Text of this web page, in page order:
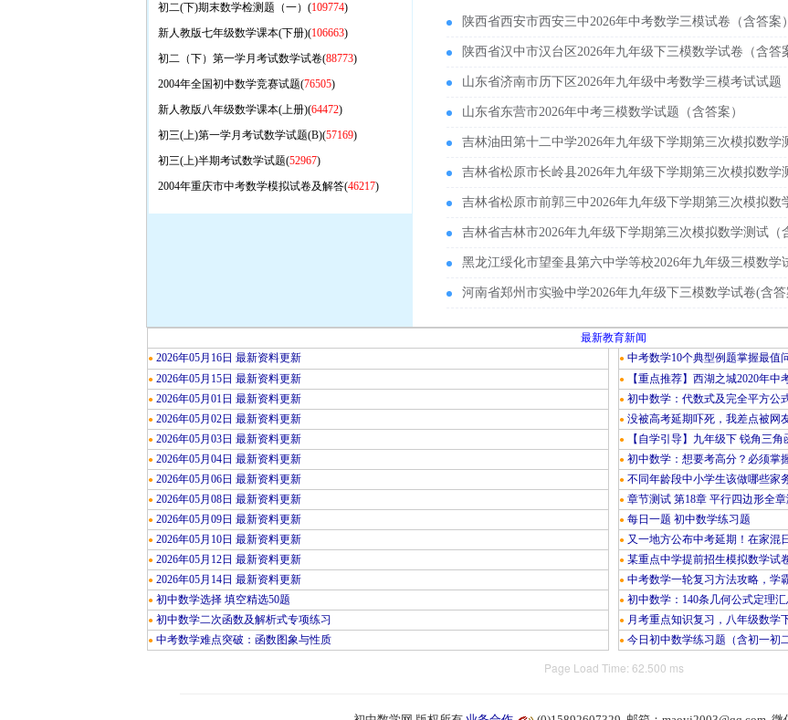
初二(下)期末数学检测题（一）(109774)
新人教版七年级数学课本(下册)(106663)
初二（下）第一学月考试数学试卷(88773)
2004年全国初中数学竞赛试题(76505)
新人教版八年级数学课本(上册)(64472)
初三(上)第一学月考试数学试题(B)(57169)
初三(上)半期考试数学试题(52967)
2004年重庆市中考数学模拟试卷及解答(46217)
陕西省西安市西安三中2026年中考数学三模试卷（含答案）
陕西省汉中市汉台区2026年九年级下三模数学试卷（含答
山东省济南市历下区2026年九年级中考数学三模考试试题
山东省东营市2026年中考三模数学试题（含答案）
吉林油田第十二中学2026年九年级下学期第三次模拟数学
吉林省松原市长岭县2026年九年级下学期第三次模拟数学
吉林省松原市前郭三中2026年九年级下学期第三次模拟数
吉林省吉林市2026年九年级下学期第三次模拟数学测试（
黑龙江绥化市望奎县第六中学等校2026年九年级三模数学
河南省郑州市实验中学2026年九年级下三模数学试卷(含答
最新教育新闻
● 2026年05月16日 最新资料更新
● 2026年05月15日 最新资料更新
● 2026年05月01日 最新资料更新
● 2026年05月02日 最新资料更新
● 2026年05月03日 最新资料更新
● 2026年05月04日 最新资料更新
● 2026年05月06日 最新资料更新
● 2026年05月08日 最新资料更新
● 2026年05月09日 最新资料更新
● 2026年05月10日 最新资料更新
● 2026年05月12日 最新资料更新
● 2026年05月14日 最新资料更新
● 初中数学选择 填空精选50题
● 初中数学二次函数及解析式专项练习
● 中考数学难点突破：函数图象与性质
● 中考数学10个典型例题掌握最值
● 【重点推荐】西湖之城2020年中
● 初中数学：代数式及完全平方公
● 没被高考延期吓死，我差点被网
● 【自学引导】九年级下 锐角三
● 初中数学：想要考高分？必须掌
● 不同年龄段中小学生该做哪些家
● 章节测试 第18章 平行四边形全
● 每日一题 初中数学练习题
● 又一地方公布中考延期！在家混
● 某重点中学提前招生模拟数学试
● 中考数学一轮复习方法攻略，学
● 初中数学：140条几何公式定理
● 月考重点知识复习，八年级数学
● 今日初中数学练习题（含初一初
Page Load Time: 62.500 ms